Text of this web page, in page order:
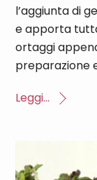
l’aggiunta di
e apporta
ortaggi
preparazione
Leggi...